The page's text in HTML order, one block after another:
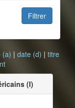
Filtrer
(a) | date (d) | titre
(I)